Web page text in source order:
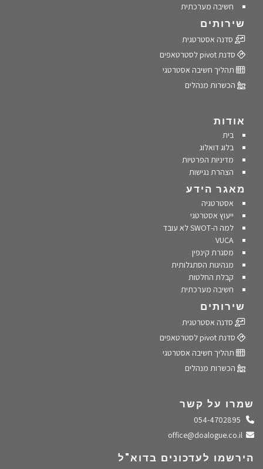
חשיבה מערכתית
שירותים
סדנה אסטרטגית
סדנת pivot לסטרטאפים
תהליך חשיבה אסטרטגי
הכשרות מנהלים
אודות
בית
בלוג דואלוג
מדיניות הפרטיות
הצהרת נגישות
מאגר הידע
אסטרטגיה
ייעוץ אסטרטגי
למה ה-SWOT לא עובד
VUCA
מסגרת קינפין
מנהיגות הסתגלותית
קבלת החלטות
חשיבה מערכתית
שירותים
סדנה אסטרטגית
סדנת pivot לסטרטאפים
תהליך חשיבה אסטרטגי
הכשרות מנהלים
שמרו על קשר
התקשרו אלינו
שלחו מייל
הירשמו לעדכונים בדוא"ל